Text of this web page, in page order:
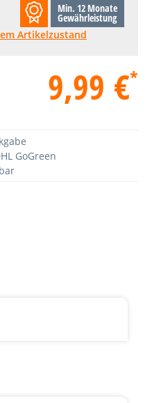
Min. 12 Monate
Gewährleistung
Artikelzustand
9,99 €*
GoGreen